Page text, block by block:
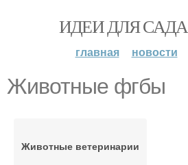
ИДЕИ ДЛЯ
главная новости
Животные фгбы
Животные ветеринарии